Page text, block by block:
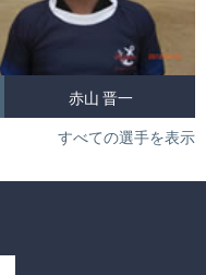
赤山 晋一
すべての選手を表示